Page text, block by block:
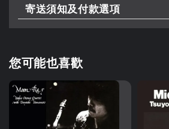
寄送須知及付款選項
您可能也喜歡